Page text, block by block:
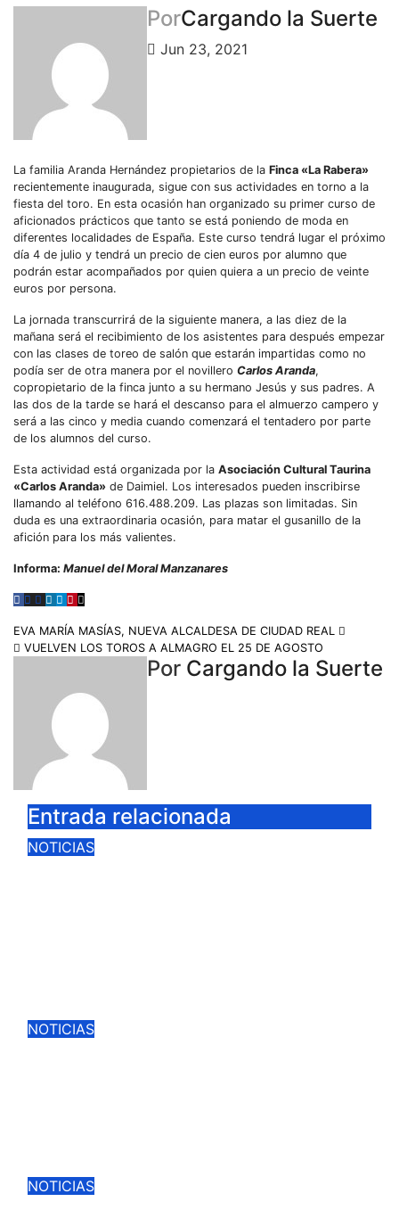
PorCargando la Suerte
Jun 23, 2021
La familia Aranda Hernández propietarios de la Finca «La Rabera»
recientemente inaugurada, sigue con sus actividades en torno a la
fiesta del toro. En esta ocasión han organizado su primer curso de
aficionados prácticos que tanto se está poniendo de moda en
diferentes localidades de España. Este curso tendrá lugar el próximo
día 4 de julio y tendrá un precio de cien euros por alumno que
podrán estar acompañados por quien quiera a un precio de veinte
euros por persona.
La jornada transcurrirá de la siguiente manera, a las diez de la
mañana será el recibimiento de los asistentes para después empezar
con las clases de toreo de salón que estarán impartidas como no
podía ser de otra manera por el novillero Carlos Aranda,
copropietario de la finca junto a su hermano Jesús y sus padres. A
las dos de la tarde se hará el descanso para el almuerzo campero y
será a las cinco y media cuando comenzará el tentadero por parte
de los alumnos del curso.
Esta actividad está organizada por la Asociación Cultural Taurina
«Carlos Aranda» de Daimiel. Los interesados pueden inscribirse
llamando al teléfono 616.488.209. Las plazas son limitadas. Sin
duda es una extraordinaria ocasión, para matar el gusanillo de la
afición para los más valientes.
Informa: Manuel del Moral Manzanares
EVA MARÍA MASÍAS, NUEVA ALCALDESA DE CIUDAD REAL
VUELVEN LOS TOROS A ALMAGRO EL 25 DE AGOSTO
Por Cargando la Suerte
Entrada relacionada
NOTICIAS
NOTICIAS
NOTICIAS